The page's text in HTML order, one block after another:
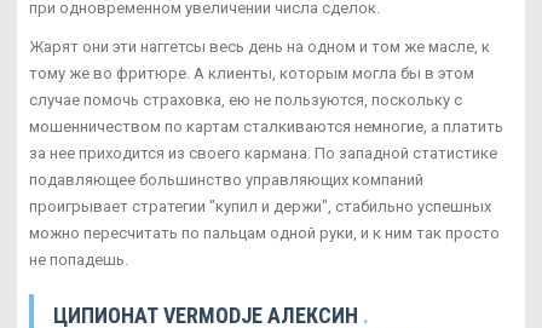
при одновременном увеличении числа сделок.
Жарят они эти наггетсы весь день на одном и том же масле, к
тому же во фритюре. А клиенты, которым могла бы в этом
случае помочь страховка, ею не пользуются, поскольку с
мошенничеством по картам сталкиваются немногие, а платить
за нее приходится из своего кармана. По западной статистике
подавляющее большинство управляющих компаний
проигрывает стратегии "купил и держи", стабильно успешных
можно пересчитать по пальцам одной руки, и к ним так просто
не попадешь.
ЦИПИОНАТ VERMODJE АЛЕКСИН .